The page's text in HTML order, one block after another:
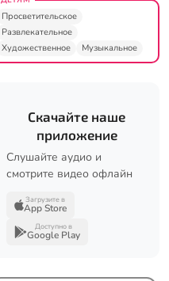
Просветительское
Развлекательное
Художественное
Музыкальное
Скачайте наше
приложение
Слушайте аудио и
смотрите видео офлайн
Загрузите в
App Store
Доступно в
Google Play